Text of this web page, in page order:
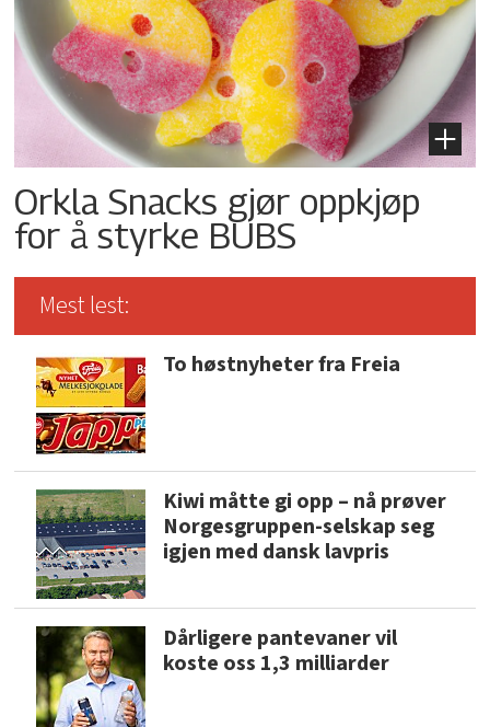
Orkla Snacks gjør oppkjøp
for å styrke BUBS
Mest lest:
To høstnyheter fra Freia
Kiwi måtte gi opp – nå prøver
Norgesgruppen-selskap seg
igjen med dansk lavpris
Dårligere pantevaner vil
koste oss 1,3 milliarder